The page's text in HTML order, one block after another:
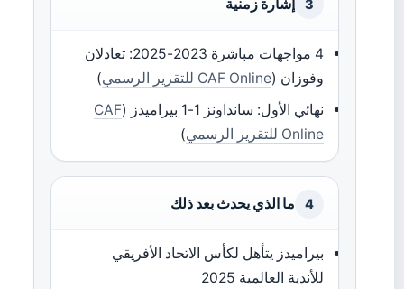
3 إشارة زمنية
4 مواجهات مباشرة 2023-2025: تعادلان
وفوزان ( CAF Online للتقرير الرسمي
)
نهائي الأول: سانداونز 1-1 بيراميدز (
CAF
Online للتقرير الرسمي
)
4 ما الذي يحدث بعد ذلك
بيراميدز يتأهل لكأس الاتحاد الأفريقي
للأندية العالمية 2025